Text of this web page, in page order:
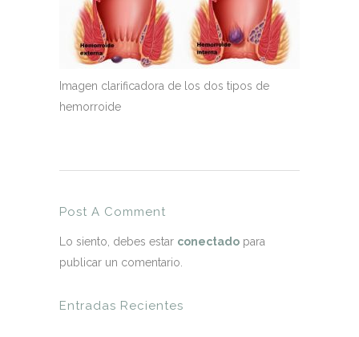
Imagen clarificadora de los dos tipos de
hemorroide
Post A Comment
Lo siento, debes estar conectado para
publicar un comentario.
Entradas Recientes